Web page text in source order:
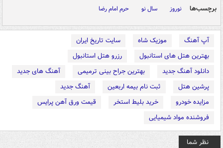
برچسب‌ها نوروز سال نو حرم امام رضا
آپ آهنگ موزیک شاه
سایت تاریخ ایران
بهترین هتل های استانبول
رزرو هتل استانبول
دانلود آهنگ جدید
بهترین جراح بینی ترمیمی
آهنگ های جدید
پرشین هتل
ثبت نام بیمه اربعین
آهنگ جدید
مزایده خودرو
خرید بلیط استخر
قیمت ورق آهن پرایس
فروشنده مواد شیمیایی
نظر شما